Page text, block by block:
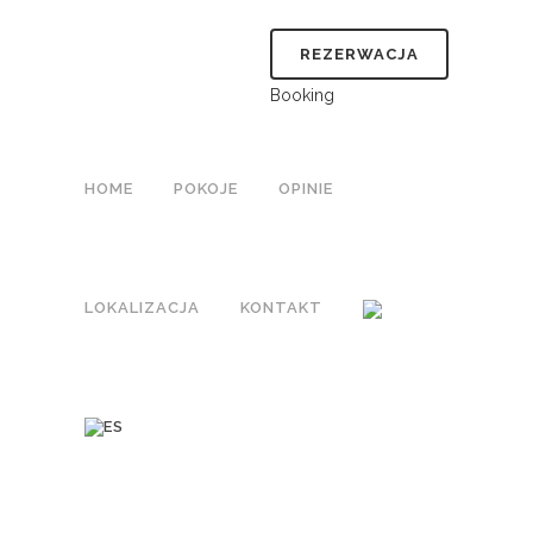
REZERWACJA
Booking
HOME POKOJE OPINIE
LOKALIZACJA KONTAKT